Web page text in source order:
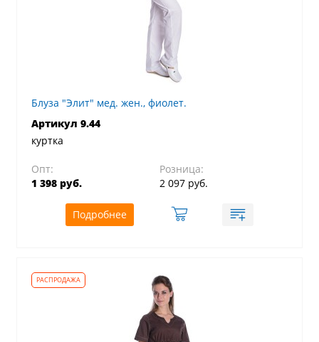
Блуза "Элит" мед. жен., фиолет.
Артикул 9.44
куртка
Опт:
1 398 руб.
Розница:
2 097 руб.
Подробнее